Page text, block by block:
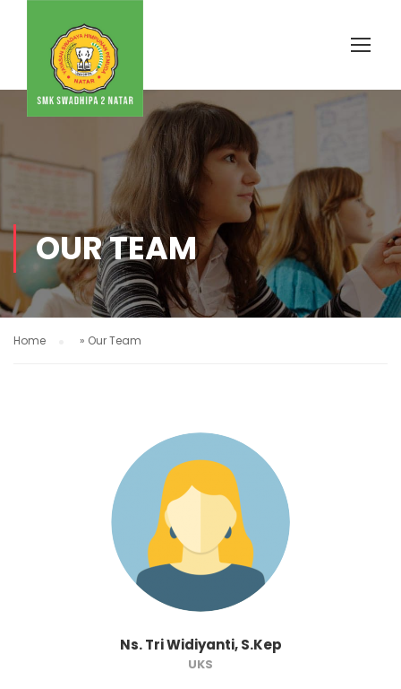
OUR TEAM
Home » Our Team
Ns. Tri Widiyanti, S.Kep
UKS